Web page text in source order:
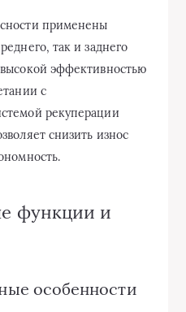
применены
так и заднего
эффективностью
с
рекуперации
снизить износ
функции и
особенности